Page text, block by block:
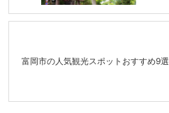
富岡市の人気観光スポットおすすめ9選